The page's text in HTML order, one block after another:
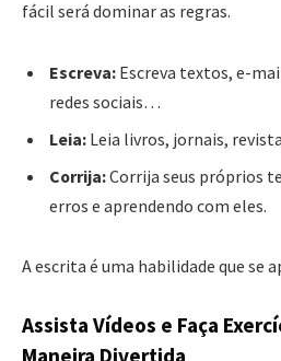
fácil será dominar as regras.
Escreva: Escreva textos, e-
redes sociais…
Leia: Leia livros, jornais,
Corrija:Corrija seus próprios
erros e aprendendo com eles.
A escrita é uma habilidade que se
Assista Vídeos e Faça